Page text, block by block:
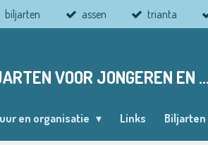
biljarten assen trianta
VOOR JONGEREN EN
en organisatie Links Biljarten